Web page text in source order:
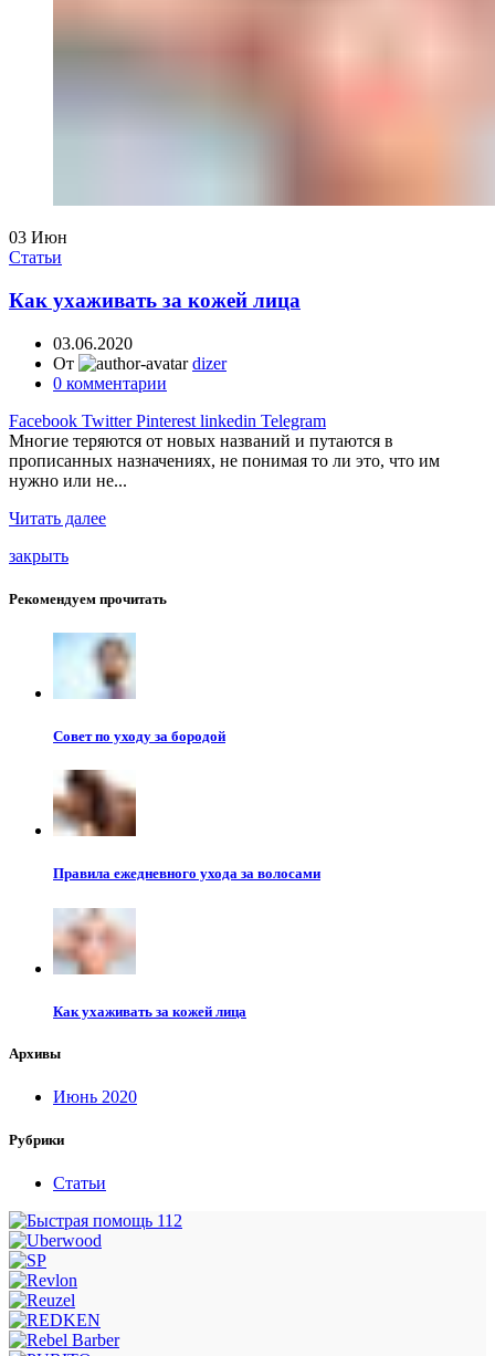
03 Июн
Статьи
Как ухаживать за кожей лица
03.06.2020
От
dizer
0 комментарии
Facebook Twitter Pinterest linkedin Telegram
Многие теряются от новых названий и путаются в
прописанных назначениях, не понимая то ли это, что им
нужно или не...
Читать далее
закрыть
Рекомендуем прочитать
Совет по уходу за бородой
Правила ежедневного ухода за волосами
Как ухаживать за кожей лица
Архивы
Июнь 2020
Рубрики
Статьи